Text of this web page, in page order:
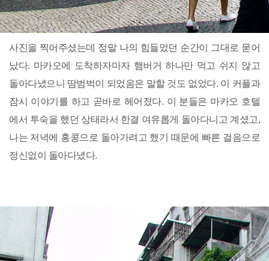
사진을 찍어주셨는데 정말 나의 힘들었던 순간이 그대로 묻어
났다. 마카오에 도착하자마자 햄버거 하나만 먹고 쉬지 않고
돌아다녔으니 땀범벅이 되었음은 말할 것도 없었다. 이 커플과
잠시 이야기를 하고 곧바로 헤어졌다. 이 분들은 마카오 호텔
에서 투숙을 했던 상태라서 한결 여유롭게 돌아다니고 계셨고,
나는 저녁에 홍콩으로 돌아가려고 했기 때문에 빠른 걸음으로
정신없이 돌아다녔다.